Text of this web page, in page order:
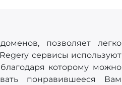
позволяет легко
сервисы используют
которому можно
понравившееся Вам